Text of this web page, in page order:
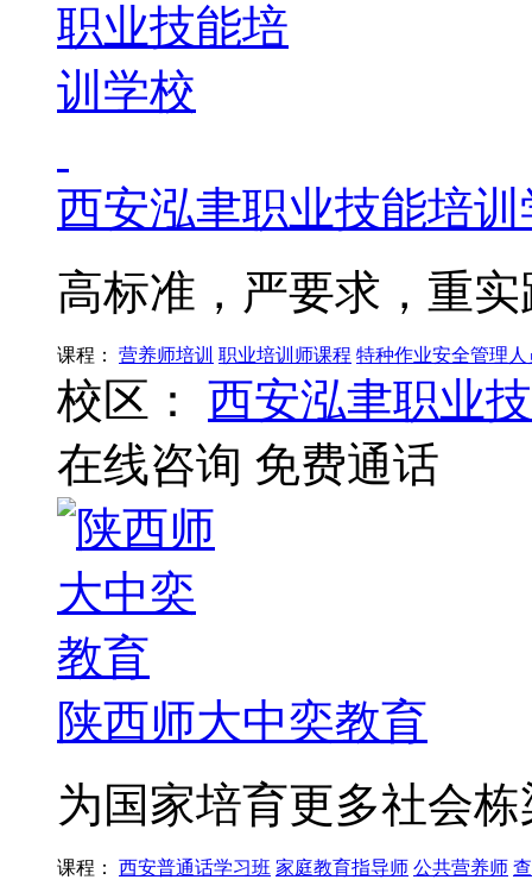
西安泓聿职业技能培训
高标准，严要求，重实
课程： 营养师培训 职业培训师课程 特种作业安全管理人
校区：
西安泓聿职业
在线咨询 免费通话
陕西师大中奕教育
为国家培育更多社会
课程： 西安普通话学习班 家庭教育指导师 公共营养师